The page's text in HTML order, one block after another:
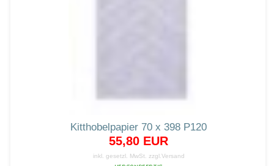
Kitthobelpapier 70 x 398 P120
55,80 EUR
inkl. gesetzl. MwSt. zzgl.Versand